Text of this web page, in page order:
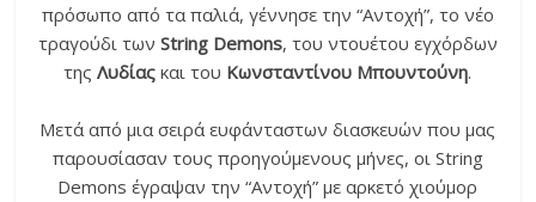
πρόσωπο από τα παλιά, γέννησε την “Αντοχή”, το νέο
τραγούδι των String Demons, του ντουέτου εγχόρδων
τηςΛυδίαςκαι του Κωνσταντίνου Μπουντούνη.
Μετά από μια σειρά ευφάνταστων διασκευών που μας
παρουσίασαν τους προηγούμενους μήνες, οι String
Demons έγραψαν την “Αντοχή” με αρκετό χιούμορ